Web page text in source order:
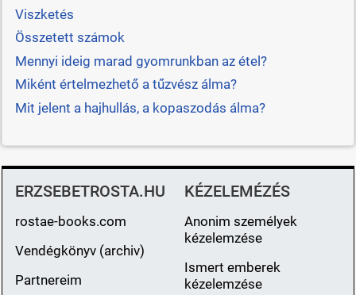
Viszketés
Összetett számok
Mennyi ideig marad gyomrunkban az étel?
Miként értelmezhető a tűzvész álma?
Mit jelent a hajhullás, a kopaszodás álma?
ERZSEBETROSTA.HU
rostae-books.com
Vendégkönyv (archiv)
Partnereim
KÉZELEMÉZÉS
Anonim személyek
kézelemzése
Ismert emberek
kézelemzése